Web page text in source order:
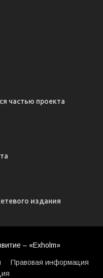
частью проекта
издания
– «Exholm»
Правовая информация